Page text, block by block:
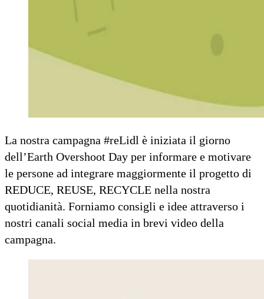
La nostra campagna #reLidl è iniziata il giorno
dell’Earth Overshoot Day per informare e motivare
le persone ad integrare maggiormente il progetto di
REDUCE, REUSE, RECYCLE nella nostra
quotidianità. Forniamo consigli e idee attraverso i
nostri canali social media in brevi video della
campagna.